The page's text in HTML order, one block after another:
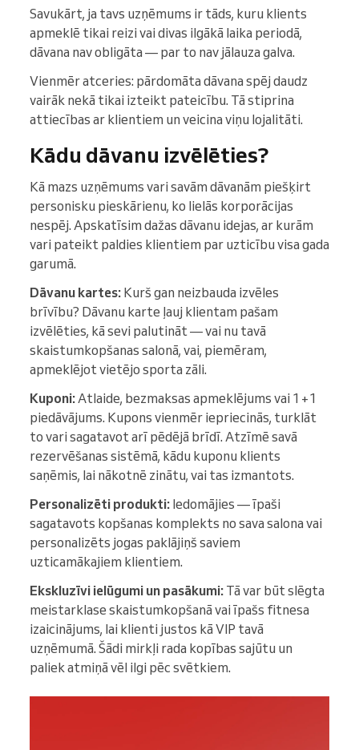
Savukārt, ja tavs uzņēmums ir tāds, kuru klients
apmeklē tikai reizi vai divas ilgākā laika periodā,
dāvana nav obligāta — par to nav jālauza galva.
Vienmēr atceries: pārdomāta dāvana spēj daudz
vairāk nekā tikai izteikt pateicību. Tā stiprina
attiecības ar klientiem un veicina viņu lojalitāti.
Kādu dāvanu izvēlēties?
Kā mazs uzņēmums vari savām dāvanām piešķirt
personisku pieskārienu, ko lielās korporācijas
nespēj. Apskatīsim dažas dāvanu idejas, ar kurām
vari pateikt paldies klientiem par uzticību visa gada
garumā.
Dāvanu kartes: Kurš gan neizbauda izvēles
brīvību? Dāvanu karte ļauj klientam pašam
izvēlēties, kā sevi palutināt — vai nu tavā
skaistumkopšanas salonā, vai, piemēram,
apmeklējot vietējo sporta zāli.
Kuponi:Atlaide, bezmaksas apmeklējums vai 1+1
piedāvājums. Kupons vienmēr iepriecinās, turklāt
to vari sagatavot arī pēdējā brīdī. Atzīmē savā
rezervēšanas sistēmā, kādu kuponu klients
saņēmis, lai nākotnē zinātu, vai tas izmantots.
Personalizēti produkti: Iedomājies — īpaši
sagatavots kopšanas komplekts no sava salona vai
personalizēts jogas paklājiņš saviem
uzticamākajiem klientiem.
Ekskluzīvi ielūgumi un pasākumi: Tā var būt slēgta
meistarklase skaistumkopšanā vai īpašs fitnesa
izaicinājums, lai klienti justos kā VIP tavā
uzņēmumā. Šādi mirkļi rada kopības sajūtu un
paliek atmiņā vēl ilgi pēc svētkiem.